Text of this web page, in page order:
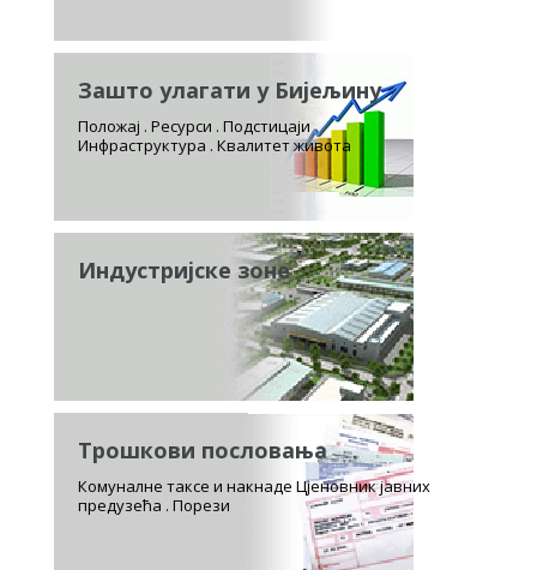
Зашто улагати у Бијељину
Положај . Ресурси . Подстицаји
Инфраструктура . Квалитет живота
Индустријске зоне
Трошкови пословања
Комуналне таксе и накнаде Цјеновник јавних
предузећа . Порези